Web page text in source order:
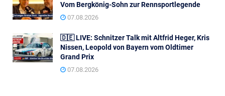
Vom Bergkönig-Sohn zur Rennsportlegende
07.08.2026
🇩🇪 LIVE: Schnitzer Talk mit Altfrid Heger, Kris
Nissen, Leopold von Bayern vom Oldtimer
Grand Prix
07.08.2026